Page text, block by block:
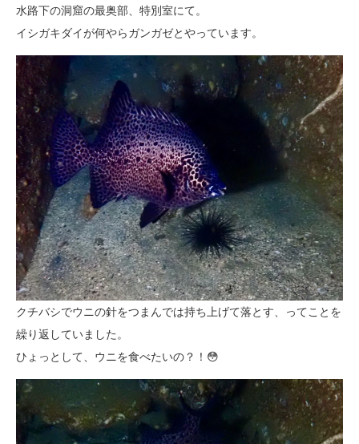
水路下の洞窟の最奥部、特別室にて。
イシガキダイが何やらガンガゼとやっています。
クチバシでウニの針をつまんでは持ち上げて落とす、ってことを
繰り返していました。
ひょっとして、ウニを食べたいの？！😳